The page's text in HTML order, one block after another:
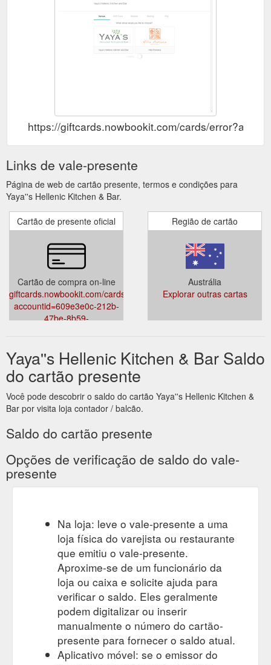
https://giftcards.nowbookit.com/cards/
Links de vale-presente
Página de web de cartão presente, termos e condições para
Yaya''s Hellenic Kitchen & Bar.
Cartão de presente oficial
Cartão de compra on-line
giftcards.nowbookit.com/cards/error?
accountid=609e3e0c-212b-
47be-8b59-
Região de cartão
Austrália
Explorar outras cartas
Yaya''s Hellenic Kitchen & Bar Saldo
do cartão presente
Você pode descobrir o saldo do cartão Yaya''s Hellenic Kitchen &
Bar por visita loja contador / balcão.
Saldo do cartão presente
Opções de verificação de saldo do vale-
presente
Na loja: leve o vale-presente a uma
loja física do varejista ou restaurante
que emitiu o vale-presente.
Aproxime-se de um funcionário da
loja ou caixa e solicite ajuda para
verificar o saldo. Eles geralmente
podem digitalizar ou inserir
manualmente o número do cartão-
presente para fornecer o saldo atual.
Aplicativo móvel: se o emissor do